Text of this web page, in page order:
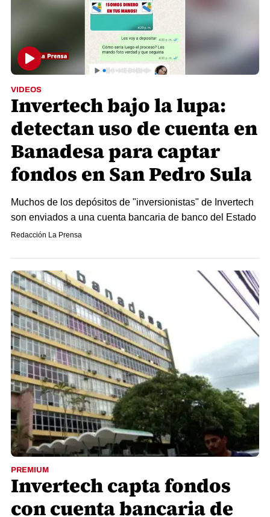
VIDEOS
Invertech bajo la lupa:
detectan uso de cuenta en
Banadesa para captar
fondos en San Pedro Sula
Muchos de los depósitos de "inversionistas" de Invertech
son enviados a una cuenta bancaria de banco del Estado
Redacción La Prensa
PREMIUM
Invertech capta fondos
con cuenta bancaria de